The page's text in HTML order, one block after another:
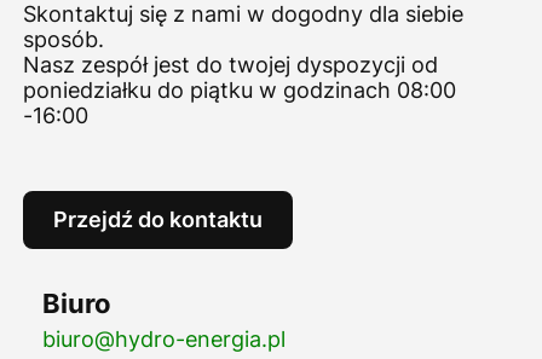
Skontaktuj się z nami w dogodny dla siebie
sposób.
Nasz zespół jest do twojej dyspozycji od
poniedziałku do piątku w godzinach 08:00
-16:00
Przejdź do kontaktu
Biuro
biuro@hydro-energia.pl